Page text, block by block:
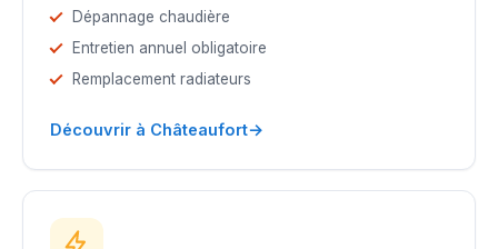
Dépannage chaudière
Entretien annuel obligatoire
Remplacement radiateurs
Découvrir à Châteaufort→